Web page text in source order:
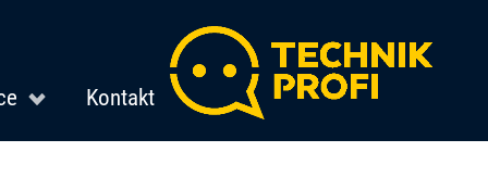
Kontakt